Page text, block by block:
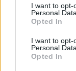
I want to opt-
Personal Data.
Opted In
I want to opt-
Personal
Opted In
μικρή
αντιμέτωποι
Και για αυτό
αποφασιστικό
για να